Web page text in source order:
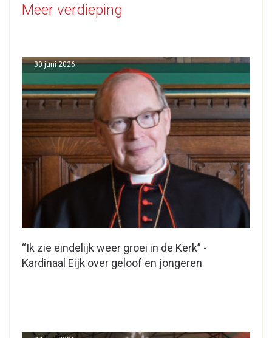
Meer verdieping
“Ik zie eindelijk weer groei in de Kerk” -
Kardinaal Eijk over geloof en jongeren
30 juni 2026